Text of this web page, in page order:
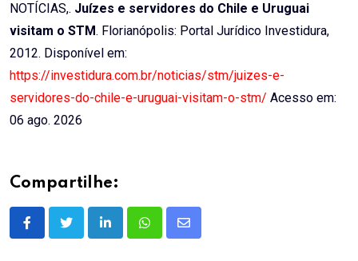
NOTÍCIAS,. Juízes e servidores do Chile e Uruguai
visitam o STM. Florianópolis: Portal Jurídico Investidura,
2012. Disponível em:
https://investidura.com.br/noticias/stm/juizes-e-
servidores-do-chile-e-uruguai-visitam-o-stm/ Acesso em:
06 ago. 2026
Compartilhe:
LinkedInWhatsappShare